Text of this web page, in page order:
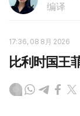
编译
17:36, 08 8月 2026
比利时国王